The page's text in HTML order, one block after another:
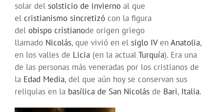
solar del solsticio de invierno al que
el cristianismo sincretizó con la figura
del obispo cristianode origen griego
llamado Nicolás, que vivió en el siglo IVen Anatolia,
en los valles de Licia (en la actualTurquía). Era una
de las personas más veneradas por los cristianos de
la Edad Media, del que aún hoy se conservan sus
reliquias en la basílica de San Nicolás de Bari, Italia.